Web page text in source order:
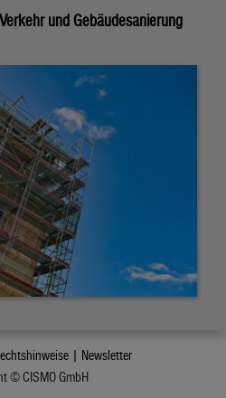
und Gebäudesanierung
| Newsletter
© CISMO GmbH